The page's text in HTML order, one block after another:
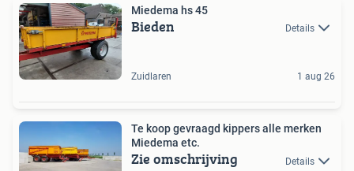
Miedema hs 45
Bieden Details
Zuidlaren 1 aug 26
Te koop gevraagd kippers alle merken
Miedema etc.
Zie omschrijving Details